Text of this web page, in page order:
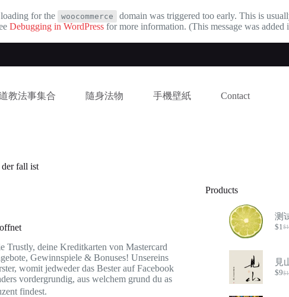
for the woocommerce
domain was triggered too early. This is
Debugging in WordPress for more information. (This message was added
教法事集合 隨身法物 手機壁紙 Contact
der fall ist
Trustly, deine Kreditkarten von Mastercard
Gewinnspiele & Bonuses! Unsereins
womit jedweder das Bester auf Facebook
vordergrundig, aus welchem grund du as
findest.
Products
测
$
$1
見
$
$9